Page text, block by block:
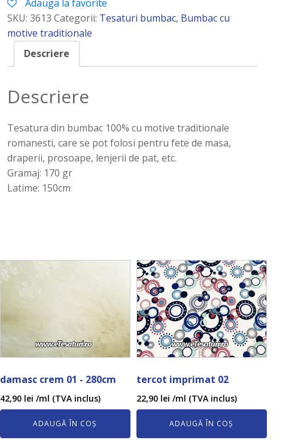
14
Adauga la favorite
SKU:3613 Categorii: Tesaturi bumbac, Bumbac cu
motive traditionale
Descriere
Descriere
Tesatura din bumbac 100% cu motive traditionale
romanesti, care se pot folosi pentru fete de masa,
draperii, prosoape, lenjerii de pat, etc.
Gramaj: 170 gr
Latime: 150cm
damasc crem 01 - 280cm
42,90 lei /ml (TVA inclus)
ADAUGĂ ÎN COȘ
tercot imprimat 02
22,90 lei /ml (TVA inclus)
ADAUGĂ ÎN COȘ